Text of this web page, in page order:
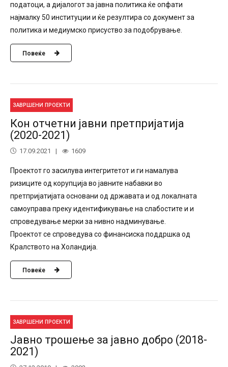
податоци, а дијалогот за јавна политика ќе опфати
најмалку 50 институции и ќе резултира со документ за
политика и медиумско присуство за подобрување.
Повеќе
ЗАВРШЕНИ ПРОЕКТИ
Кон отчетни јавни претпријатија
(2020-2021)
17.09.2021 1609
Проектот го засилува интегритетот и ги намалува
ризиците од корупција во јавните набавки во
претпријатијата основани од државата и од локалната
самоуправа преку идентификување на слабостите и и
спроведување мерки за нивно надминување.
Проектот се спроведува со финансиска поддршка од
Кралството на Холандија.
Повеќе
ЗАВРШЕНИ ПРОЕКТИ
Јавно трошење за јавно добро (2018-
2021)